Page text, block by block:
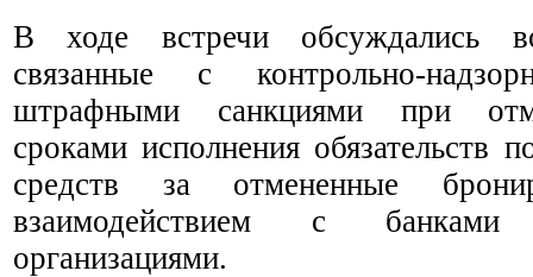
В ходе встречи обсуждались
связанные с контрольно-
штрафными санкциями при
сроками исполнения обязательств
средств за отмененные
взаимодействием с
организациями.